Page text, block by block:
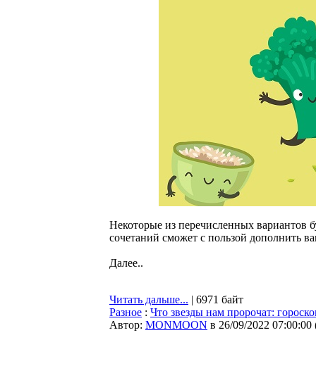
Некоторые из перечисленных вариантов
сочетаний сможет с пользой дополнить
Далее..
Читать дальше... | 6971 байт
Разное : Что звезды нам пророчат:
Автор: MONMOON в 26/09/2022 07:00:00